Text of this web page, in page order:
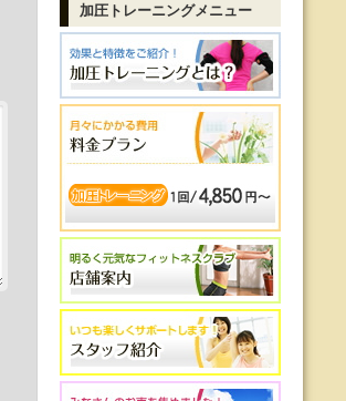
加圧トレーニングメニュー